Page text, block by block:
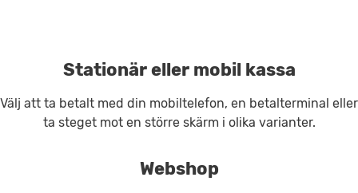
Stationär eller mobil kassa
Välj att ta betalt med din mobiltelefon, en betalterminal eller
ta steget mot en större skärm i olika varianter.
Webshop